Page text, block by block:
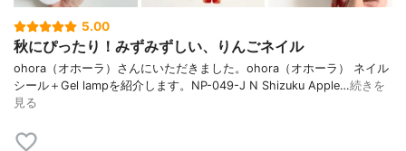
5.00
秋にぴったり！みずみずしい、りんごネイル
ohora（オホーラ）さんにいただきました。ohora（オホーラ） ネイル
シール＋Gel lampを紹介します。NP-049-J N Shizuku Apple…続きを
見る